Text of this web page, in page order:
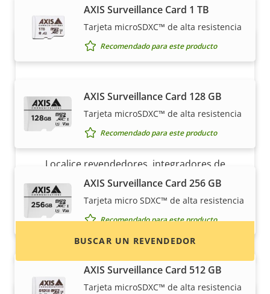
AXIS Surveillance Card 1 TB
Tarjeta microSDXC™ de alta resistencia
Recomendado para este producto
AXIS Surveillance Card 128 GB
Tarjeta microSDXC™ de alta resistencia
Recomendado para este producto
AXIS Surveillance Card 256 GB
Tarjeta micro SDXC™ de alta resistencia
Recomendado para este producto
AXIS Surveillance Card 512 GB
Tarjeta microSDXC™ de alta resistencia
¿Quiere comprar productos Axis?
Localice revendedores, integradores de
sistemas e instaladores de productos y
sistemas de Axis.
BUSCAR UN REVENDEDOR